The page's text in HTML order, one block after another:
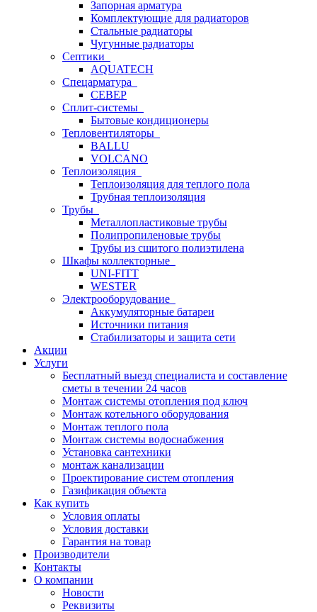
Запорная арматура
Комплектующие для радиаторов
Стальные радиаторы
Чугунные радиаторы
Септики
AQUATECH
Спецарматура
СЕВЕР
Сплит-системы
Бытовые кондиционеры
Тепловентиляторы
BALLU
VOLCANO
Теплоизоляция
Теплоизоляция для теплого пола
Трубная теплоизоляция
Трубы
Металлопластиковые трубы
Полипропиленовые трубы
Трубы из сшитого полиэтилена
Шкафы коллекторные
UNI-FITT
WESTER
Электрооборудование
Аккумуляторные батареи
Источники питания
Стабилизаторы и защита сети
Акции
Услуги
Бесплатный выезд специалиста и составление
сметы в течении 24 часов
Монтаж системы отопления под ключ
Монтаж котельного оборудования
Монтаж теплого пола
Монтаж системы водоснабжения
Установка сантехники
монтаж канализации
Проектирование систем отопления
Газификация объекта
Как купить
Условия оплаты
Условия доставки
Гарантия на товар
Производители
Контакты
О компании
Новости
Реквизиты